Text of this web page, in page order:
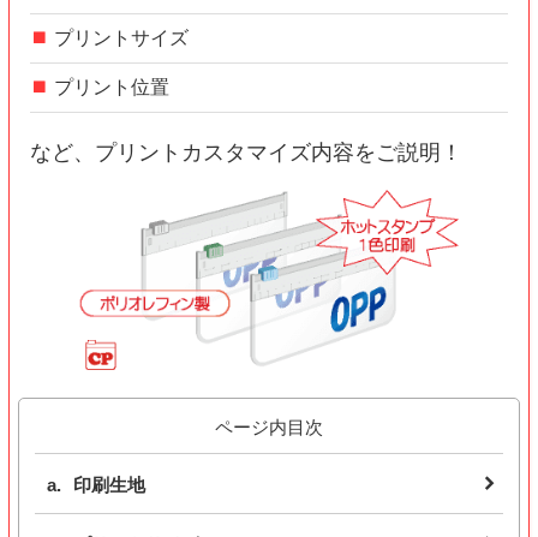
プリントサイズ
プリント位置
など、プリントカスタマイズ内容をご説明！
ページ内目次
印刷生地